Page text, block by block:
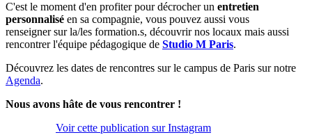
C'est le moment d'en profiter pour décrocher un entretien
personnalisé en sa compagnie, vous pouvez aussi vous
renseigner sur la/les formation.s, découvrir nos locaux mais aussi
rencontrer l'équipe pédagogique de Studio M Paris.
Découvrez les dates de rencontres sur le campus de Paris sur notre
Agenda.
Nous avons hâte de vous rencontrer !
Voir cette publication sur Instagram